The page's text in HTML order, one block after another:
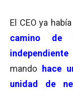
El CEO ya
camino de
independiente
mando
hace
unidad de